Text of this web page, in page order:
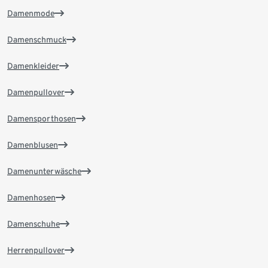
Damenmode
Damenschmuck
Damenkleider
Damenpullover
Damensporthosen
Damenblusen
Damenunterwäsche
Damenhosen
Damenschuhe
Herrenpullover